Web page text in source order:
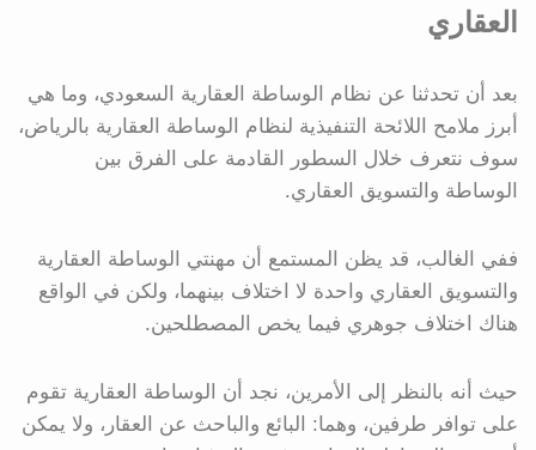
العقاري
بعد أن تحدثنا عن نظام الوساطة العقارية السعودي، وما هي
أبرز ملامح اللائحة التنفيذية لنظام الوساطة العقارية بالرياض،
سوف نتعرف خلال السطور القادمة على الفرق بين
الوساطة والتسويق العقاري.
ففي الغالب، قد يظن المستمع أن مهنتي الوساطة العقارية
والتسويق العقاري واحدة لا اختلاف بينهما، ولكن في الواقع
هناك اختلاف جوهري فيما يخص المصطلحين.
حيث أنه بالنظر إلى الأمرين، نجد أن الوساطة العقارية تقوم
على توافر طرفين، وهما: البائع والباحث عن العقار، ولا يمكن